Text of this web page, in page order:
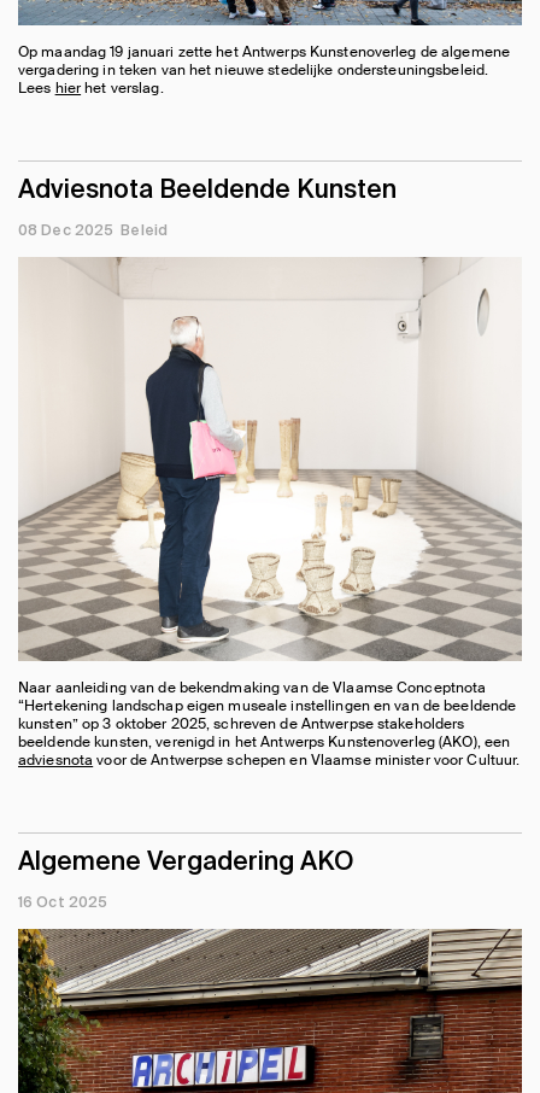
Op maandag 19 januari zette het Antwerps Kunstenoverleg de algemene
vergadering in teken van het nieuwe stedelijke ondersteuningsbeleid.
Lees hierhet verslag.
Adviesnota Beeldende Kunsten
08 Dec 2025 Beleid
Naar aanleiding van de bekendmaking van de Vlaamse Conceptnota
“Hertekening landschap eigen museale instellingen en van de beeldende
kunsten” op 3 oktober 2025, schreven de Antwerpse stakeholders
beeldende kunsten, verenigd in het Antwerps Kunstenoverleg (AKO), een
adviesnota voor de Antwerpse schepen en Vlaamse minister voor Cultuur.
Algemene Vergadering AKO
16 Oct 2025